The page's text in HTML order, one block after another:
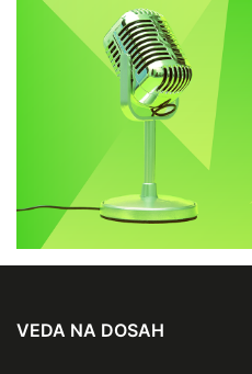
VEDA NA DOSAH